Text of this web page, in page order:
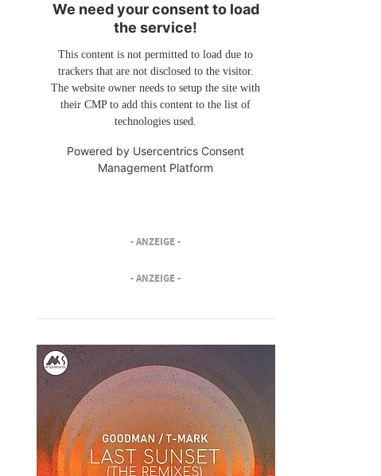
We need your consent to load
the service!
This content is not permitted to load due to
trackers that are not disclosed to the visitor.
The website owner needs to setup the site with
their CMP to add this content to the list of
technologies used.
Powered by Usercentrics Consent
Management Platform
- ANZEIGE -
- ANZEIGE -